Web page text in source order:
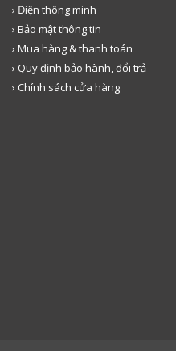
› Điện thông minh
› Bảo mật thông tin
› Mua hàng & thanh toán
› Quy định bảo hành, đổi trả
› Chính sách cửa hàng